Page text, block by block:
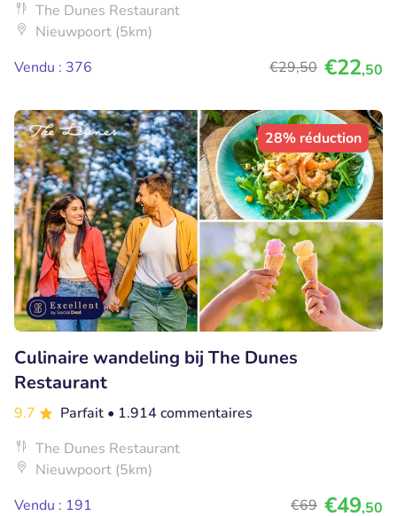
The Dunes Restaurant
Nieuwpoort (5km)
Vendu : 376
€29,50 €22,50
28% réduction
Culinaire wandeling bij The Dunes
Restaurant
9.7 Parfait • 1.914 commentaires
The Dunes Restaurant
Nieuwpoort (5km)
Vendu : 191
€69 €49,50